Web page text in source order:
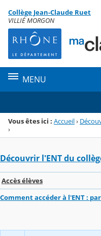
Menu de la rubrique
Contenu
Collège Jean-Claude Ruet
VILLIÉ MORGON
MENU
Vous êtes ici : Accueil›
›
Découvrir l'ENT du
Accès élèves
Comment accéder à l'ENT :